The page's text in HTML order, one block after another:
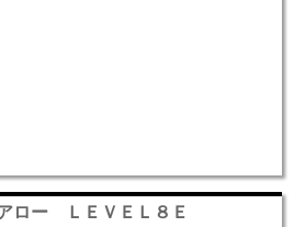
ロー ＬＥＶＥＬ８Ｅ